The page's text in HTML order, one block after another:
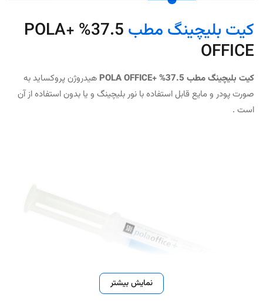
کیت بلیچینگ مطب
37.5% +POLA
OFFICE
کیت بلیچینگ مطب 37.5% +POLA OFFICE
هیدروژن پروکساید به
صورت پودر و مایع قابل استفاده با نور بلیچینگ و یا بدون استفاده از آن
است .
نمایش بیشتر